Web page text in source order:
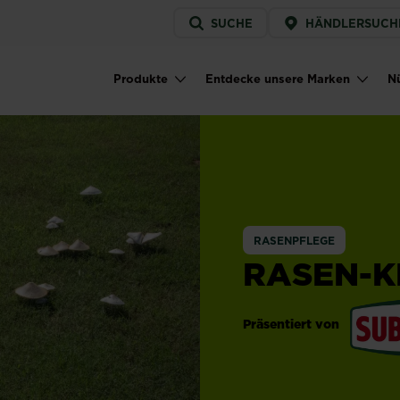
Service
menu
SUCHE
Main navigation
Produkte Entdecke unsere Marken
RASENPFLEGE
RASEN-
Präsentiert von